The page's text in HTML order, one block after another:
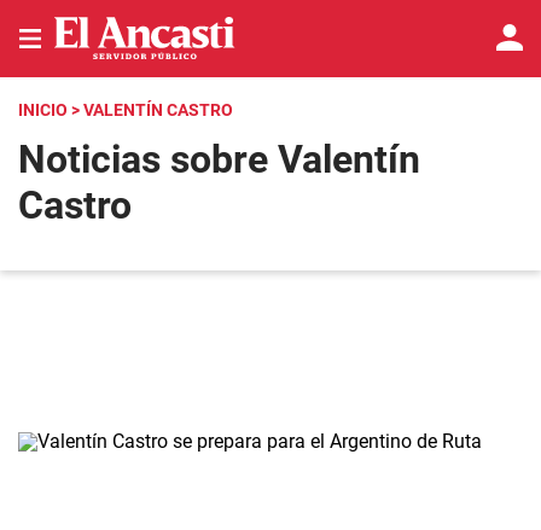
INICIO > VALENTÍN CASTRO
Noticias sobre Valentín
Castro